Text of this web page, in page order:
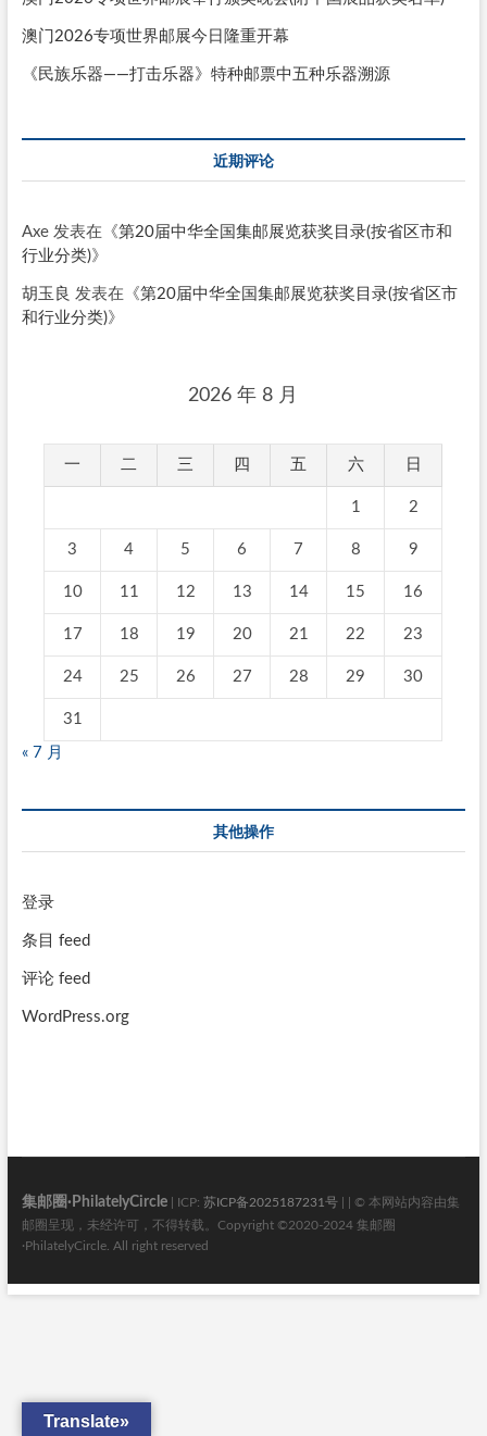
澳门2026专项世界邮展今日隆重开幕
《民族乐器——打击乐器》特种邮票中五种乐器溯源
近期评论
Axe发表在《第20届中华全国集邮展览获奖目录(按省区市和
行业分类)》
胡玉良 发表在《第20届中华全国集邮展览获奖目录(按省区市
和行业分类)》
2026 年 8 月
一 二 三 四 五 六 日
1 2
3 4 5 6 7 8 9
10 11 12 13 14 15 16
17 18 19 20 21 22 23
24 25 26 27 28 29 30
31
« 7 月
其他操作
登录
条目 feed
评论 feed
WordPress.org
集邮圈·PhilatelyCircle| ICP: 苏ICP备2025187231号| | © 本网站内容由集
邮圈呈现，未经许可，不得转载。Copyright ©2020-2024 集邮圈
·PhilatelyCircle. All right reserved
Translate»